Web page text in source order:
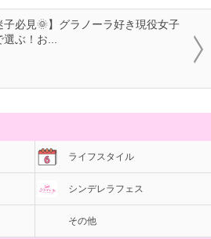
子必見🌞】グラノーラ好き現役女子
選ぶ！お...
ライフスタイル
シンデレラフェス
その他